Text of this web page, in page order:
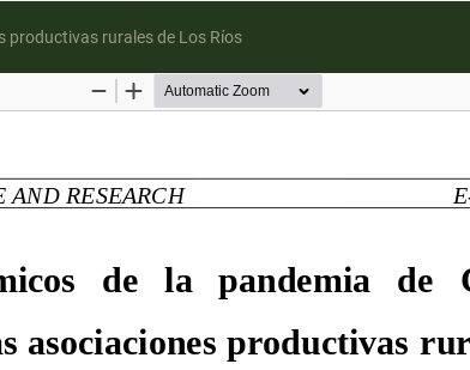
productivas rurales de Los Ríos